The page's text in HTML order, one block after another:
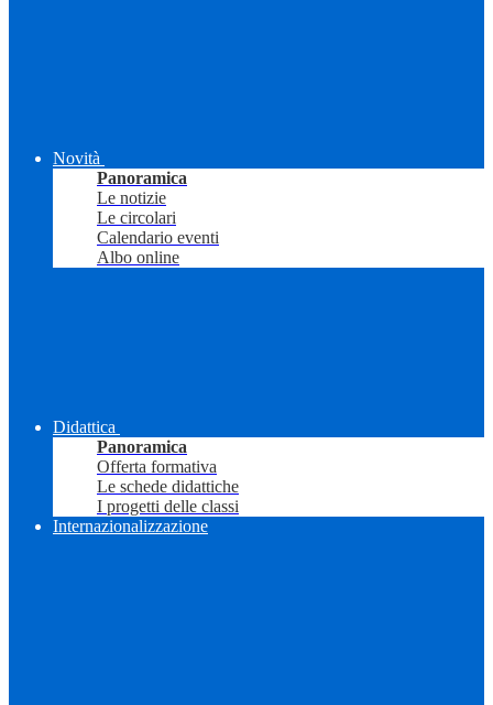
Novità
Panoramica
Le notizie
Le circolari
Calendario eventi
Albo online
Didattica
Panoramica
Offerta formativa
Le schede didattiche
I progetti delle classi
Internazionalizzazione